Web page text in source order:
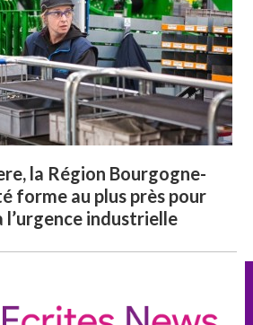
la Région Bourgogne-
forme au plus près pour
l’urgence industrielle